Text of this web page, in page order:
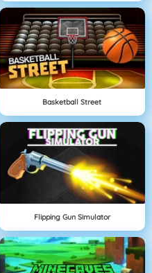
Basketball Street
Flipping Gun Simulator